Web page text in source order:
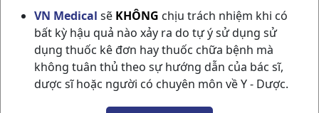
VN Medical sẽ KHÔNG chịu trách nhiệm khi có
bất kỳ hậu quả nào xảy ra do tự ý sử dụng sử
dụng thuốc kê đơn hay thuốc chữa bệnh mà
không tuân thủ theo sự hướng dẫn của bác sĩ,
dược sĩ hoặc người có chuyên môn về Y - Dược.
ACNES SCAR CARE T12GR ROHTO
NSX:Rohto
Nhóm hàng:Hóa - Mỹ Phẩm,
Chia sẻ qua mạng xã hội: